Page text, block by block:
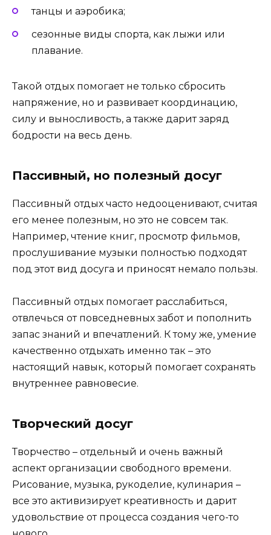
танцы и аэробика;
сезонные виды спорта, как лыжи или
плавание.
Такой отдых помогает не только сбросить
напряжение, но и развивает координацию,
силу и выносливость, а также дарит заряд
бодрости на весь день.
Пассивный, но полезный досуг
Пассивный отдых часто недооценивают, считая
его менее полезным, но это не совсем так.
Например, чтение книг, просмотр фильмов,
прослушивание музыки полностью подходят
под этот вид досуга и приносят немало пользы.
Пассивный отдых помогает расслабиться,
отвлечься от повседневных забот и пополнить
запас знаний и впечатлений. К тому же, умение
качественно отдыхать именно так – это
настоящий навык, который помогает сохранять
внутреннее равновесие.
Творческий досуг
Творчество – отдельный и очень важный
аспект организации свободного времени.
Рисование, музыка, рукоделие, кулинария –
все это активизирует креативность и дарит
удовольствие от процесса создания чего-то